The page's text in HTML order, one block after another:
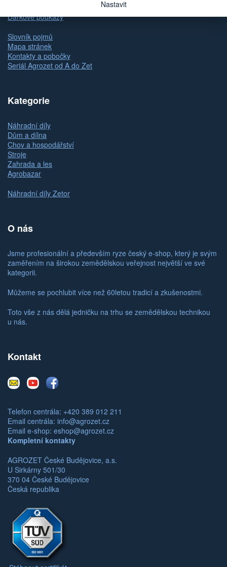
Nastavit
Dárkové poukazy
Slovník pojmů
Mapa stránek
Kontakty a pobočky
Seriál Agrozet od A do Zet
Kategorie
Náhradní díly
Dům a dílna
Chov a hospodářství
Stroje
Zahrada a les
Agrobazar
Náhradní díly Zetor
O nás
Jsme profesionální a především ryze český e-shop, který je svým
zaměřením na širokou zemědělskou veřejnost největší ve své
kategorii.
Můžeme se pochlubit více než 60letou tradicí a zkušenostmi.
Toto vše z nás dělá jedničku na trhu se zemědělskou technikou
u nás.
Kontakt
E-
mail
YoutubeFacebook
Telefon centrála: +420 389 012 211
Email centrála: info@agrozet.cz
Email e-shop: eshop@agrozet.cz
Kompletní kontakty
AGROZET České Budějovice, a.s.
U Sirkárny 501/30
370 04 České Budějovice
Česká republika